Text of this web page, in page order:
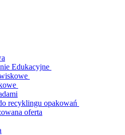
Edukacyjne
recyklingu opakowań
oferta